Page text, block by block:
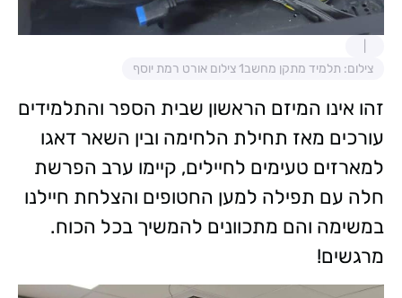
צילום: תלמיד מתקן מחשב1 צילום אורט רמת יוסף
זהו אינו המיזם הראשון שבית הספר והתלמידים
עורכים מאז תחילת הלחימה ובין השאר דאגו
למארזים טעימים לחיילים, קיימו ערב הפרשת
חלה עם תפילה למען החטופים והצלחת חיילנו
במשימה והם מתכוונים להמשיך בכל הכוח.
מרגשים!